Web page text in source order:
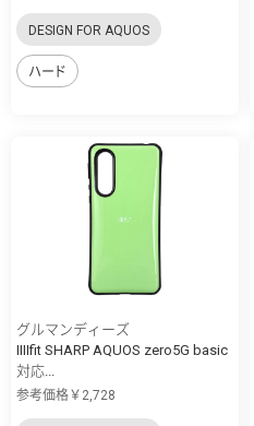
DESIGN FOR AQUOS
ハード
グルマンディーズ
IIIIfit SHARP AQUOS zero5G basic
対応...
参考価格￥2,728